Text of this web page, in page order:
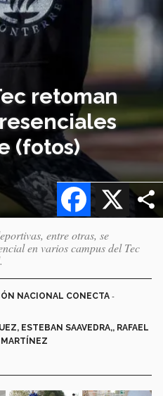
retoman
(fotos)
X
Facebook
entre otras, se
en varios campus del Tec
NACIONAL CONECTA -
ESTEBAN SAAVEDRA,, RAFAEL
MARTÍNEZ